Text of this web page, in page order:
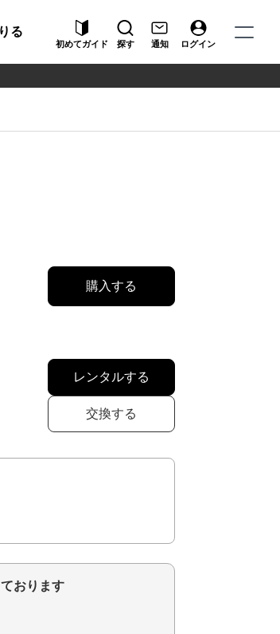
る
初めてガイド 探す 通知 ログイン
購入する
レンタルする
交換する
おります